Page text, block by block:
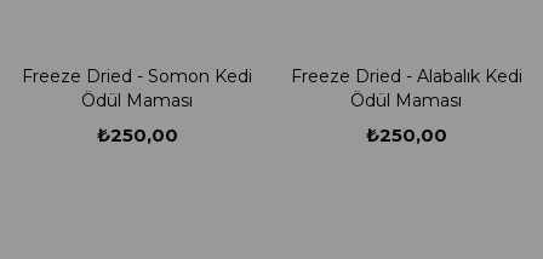
Dried - Somon Kedi
Ödül Maması
₺250,00
Freeze Dried - Alabalık Kedi
Ödül Maması
₺250,00